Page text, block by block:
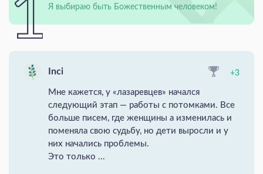
Я выбираю быть Божественным человеком!
Inci +3
Мне кажется, у «лазаревцев» начался
следующий этап — работы с потомками. Все
больше писем, где женщины а изменилась и
поменяла свою судьбу, но дети выросли и у
них начались проблемы.
Это только ...